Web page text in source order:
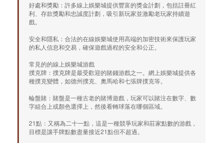
好處和獎勵：許多線上娛樂城提供豐富的獎金計劃，包括註冊紅
利、存款獎勵和忠誠度計劃，吸引新玩家並激勵老玩家持續遊
戲。
安全和隱私：合法的在線娛樂城使用高端的加密技術來保護玩家
的私人信息和交易，確保遊戲過程的安全和公正。
常見的的線上娛樂城游戲
撲克牌：撲克牌是最受歡迎的賭錢游戲之一。網上娛樂城提供各
種撲克變體，如德州撲克、奧馬哈和七張牌撲克等。
輪盤賭：賭盤是一種古老的賭博遊戲，玩家可以賭注在數字、數
字組合上或顏色選擇上，然後看轉球落在哪個區域。
21點：又稱為二十一點，這是一種競爭玩家和莊家點數的游戲，
目標是讓手牌點數盡量接近21點但不超過。